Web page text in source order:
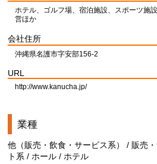
ホテル、ゴルフ場、宿泊施設、スポーツ施
営ほか
会社住所
沖縄県名護市字安部156-2
URL
http://www.kanucha.jp/
業種
他（販売・飲食・サービス系） / 販売
ト系 / ホール / ホテル